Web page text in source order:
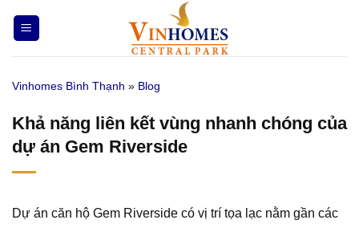
qua
nội
Vinhomes Bình Thạnh » Blog
Khả năng liên kết vùng nhanh chóng của
dự án Gem Riverside
Dự án căn hộ Gem Riverside có vị trí tọa lạc nằm gần các